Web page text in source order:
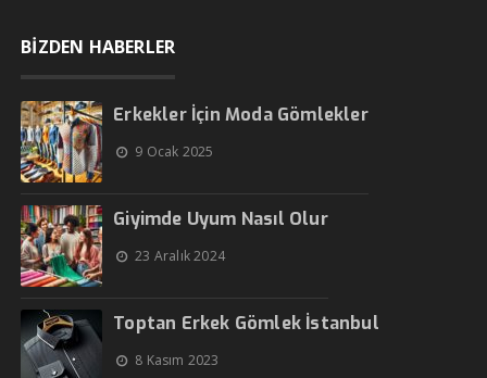
BİZDEN HABERLER
Erkekler İçin Moda Gömlekler
9 Ocak 2025
Giyimde Uyum Nasıl Olur
23 Aralık 2024
Toptan Erkek Gömlek İstanbul
8 Kasım 2023